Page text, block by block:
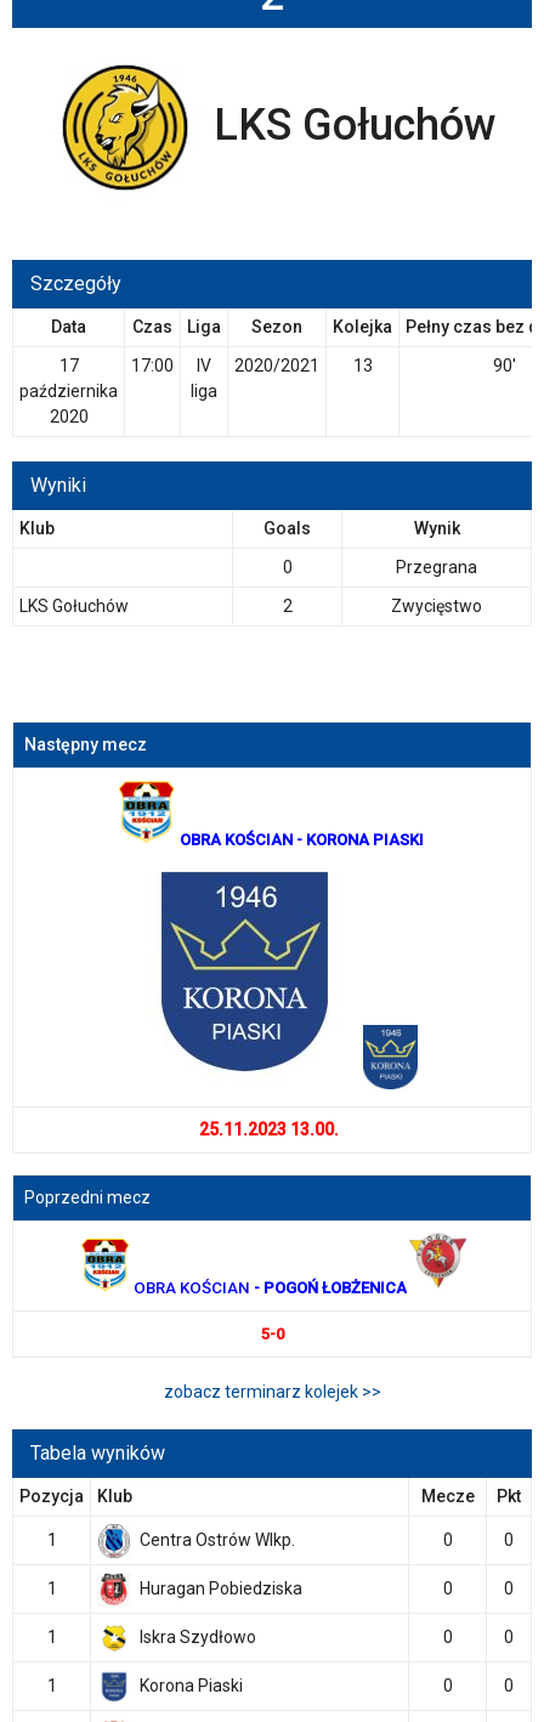
LKS Gołuchów
Szczegóły
Data Czas Liga Sezon Kolejka
Pełny czas bez
17
października
2020
17:00
IV
liga
2020/2021 13 90'
Wyniki
Klub Goals
Wynik
0
Przegrana
LKS Gołuchów
2 Zwycięstwo
Następny mecz
OBRA KOŚCIAN - KORONA PIASKI
25.11.2023 13.00.
Poprzedni mecz
OBRA KOŚCIAN - POGOŃ ŁOBŻENICA
5-0
zobacz terminarz kolejek >>
Tabela wyników
Pozycja Klub Mecze Pkt
1 Centra Ostrów Wlkp. 0 0
1 Huragan Pobiedziska 0 0
1 Iskra Szydłowo 0 0
1 Korona Piaski 0 0